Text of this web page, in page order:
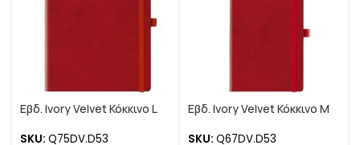
Εβδ. Ivory Velvet Κόκκινο L
SKU: Q75DV.D53
Εβδ. Ivory Velvet Κόκκινο M
SKU: Q67DV.D53